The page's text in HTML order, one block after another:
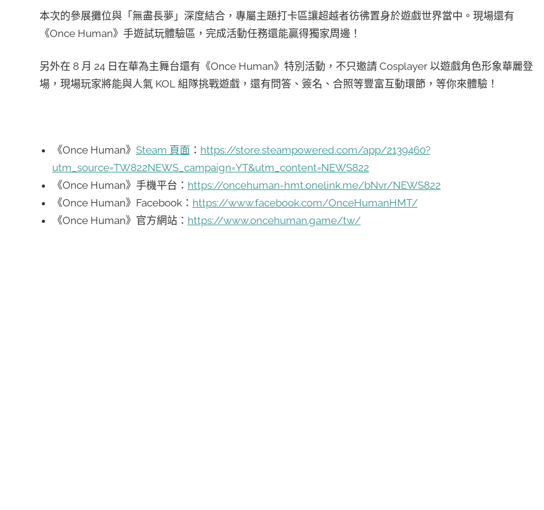
本次的參展攤位與「無盡長夢」深度結合，專屬主題打卡區讓超越者彷彿置身於遊戲世界當中。現場還有
《Once Human》手遊試玩體驗區，完成活動任務還能贏得獨家周邊！
另外在 8 月 24 日在華為主舞台還有《Once Human》特別活動，不只邀請 Cosplayer 以遊戲角色形象華麗登
場，現場玩家將能與人氣 KOL 組隊挑戰遊戲，還有問答、簽名、合照等豐富互動環節，等你來體驗！
《Once Human》 Steam 頁面 ： https://store.steampowered.com/app/2139460?
utm_source=TW822NEWS_campaign=YT&utm_content=NEWS822
《Once Human》手機平台： https://oncehuman-hmt.onelink.me/bNvr/NEWS822
《Once Human》Facebook： https://www.facebook.com/OnceHumanHMT/
《Once Human》官方網站： https://www.oncehuman.game/tw/